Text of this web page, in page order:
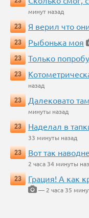
минут назад
23
Я верил что
23
Рыбонька моя
23
Только
23
назад
23
Далековато
минуты назад
23
Наделал в
33 минуты назад
23
Вот так
2 часа 34 минуты
23
Грация! А как
— 2 часа 35